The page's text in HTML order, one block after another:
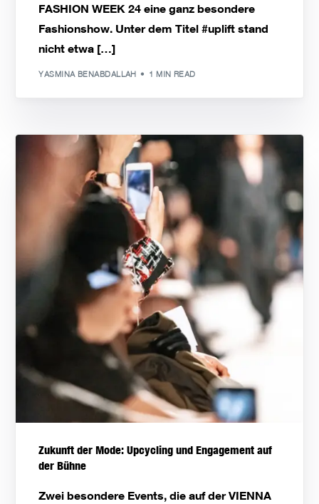
FASHION WEEK 24 eine ganz besondere
Fashionshow. Unter dem Titel #uplift stand
nicht etwa […]
YASMINA BENABDALLAH 1 MIN READ
Zukunft der Mode: Upcycling und Engagement auf
der Bühne
Zwei besondere Events, die auf der VIENNA